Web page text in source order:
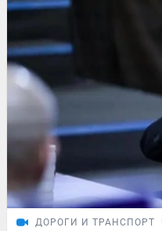
ДОРОГИ И ТРАНСПОРТ